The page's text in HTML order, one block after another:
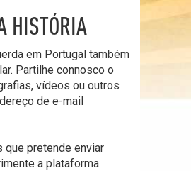
HISTÓRIA
em Portugal também
Partilhe connosco o
vídeos ou outros
de e-mail
que pretende enviar
a plataforma